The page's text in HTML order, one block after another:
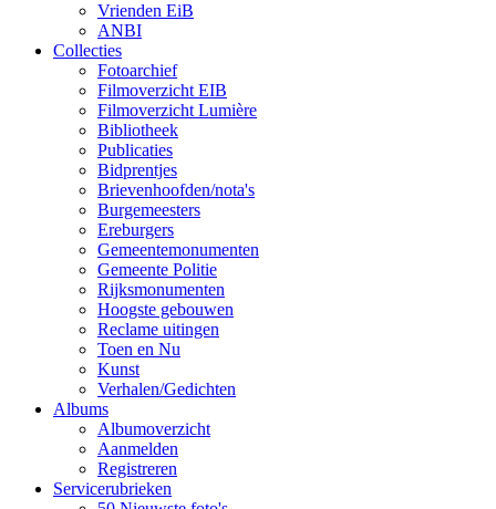
Vrienden EiB
ANBI
Collecties
Fotoarchief
Filmoverzicht EIB
Filmoverzicht Lumière
Bibliotheek
Publicaties
Bidprentjes
Brievenhoofden/nota's
Burgemeesters
Ereburgers
Gemeentemonumenten
Gemeente Politie
Rijksmonumenten
Hoogste gebouwen
Reclame uitingen
Toen en Nu
Kunst
Verhalen/Gedichten
Albums
Albumoverzicht
Aanmelden
Registreren
Servicerubrieken